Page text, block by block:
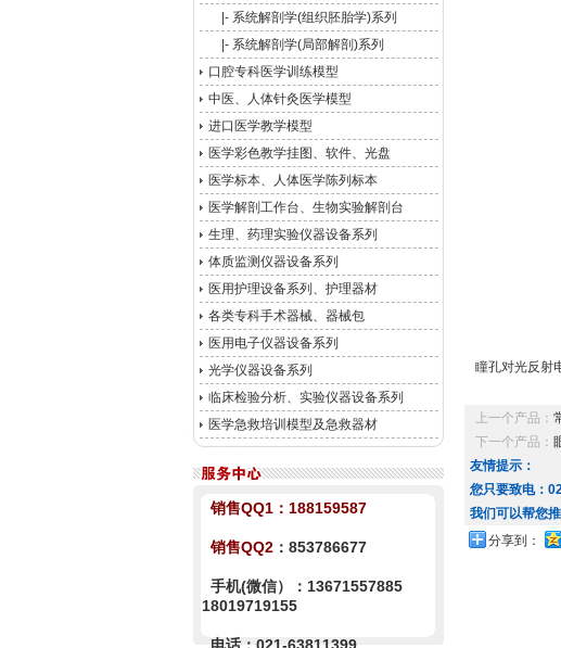
|- 系统解剖学(组织胚胎学)系列
|- 系统解剖学(局部解剖)系列
口腔专科医学训练模型
中医、人体针灸医学模型
进口医学教学模型
医学彩色教学挂图、软件、光盘
医学标本、人体医学陈列标本
医学解剖工作台、生物实验解剖台
生理、药理实验仪器设备系列
体质监测仪器设备系列
医用护理设备系列、护理器材
各类专科手术器械、器械包
医用电子仪器设备系列
光学仪器设备系列
临床检验分析、实验仪器设备系列
医学急救培训模型及急救器材
销售QQ1： 188159587
销售QQ2 ：853786677
手机(微信）：13671557885
18019719155
瞳孔对光反射
上一个产品：
下一个产品：
友情提示：
您只要致电：
我们可以帮您
分享到：